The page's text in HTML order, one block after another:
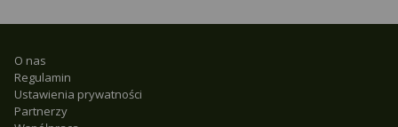
O nas
Regulamin
Ustawienia prywatności
Partnerzy